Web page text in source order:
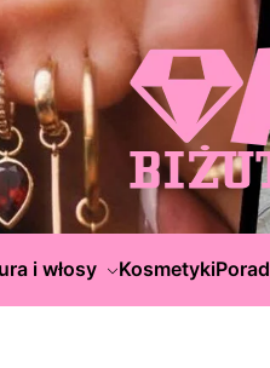
i włosy Kosmetyki